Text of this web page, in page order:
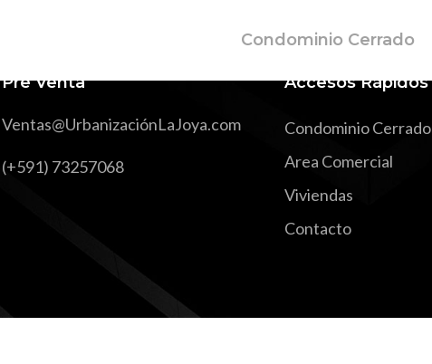
Condominio Cerrado
Pre Venta
Ventas@UrbanizaciónLaJoya.com
(+591) 73257068
Accesos Rápidos
Condominio Cerrado
Area Comercial
Viviendas
Contacto